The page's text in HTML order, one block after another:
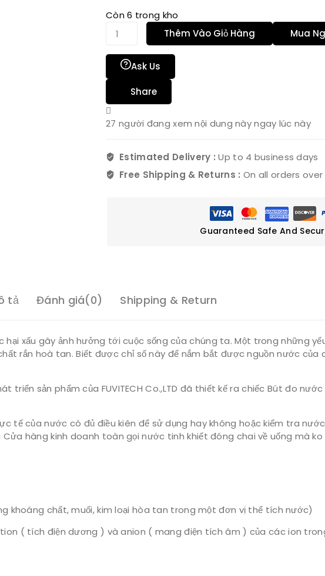
Còn 6 trong kho
Thêm Vào Giỏ Hàng
Mua
Ask Us
Share
27 người đang xem nội dung này ngay lúc này
Estimated Delivery :Up to 4 business days
Free Shipping & Returns : On all orders over
Guaranteed Safe And
tả Đánh giá(0) Shipping & Return
xấu gây ảnh hưởng tới cuộc sống của chúng ta. Một trong những
rắn hoà tan. Biết được chỉ số này để nắm bắt được nguồn nước
sản phẩm của FUVITECH Co.,LTD đã thiết kế ra chiếc Bút đo nước
tế của nước có đủ điều kiên để sử dụng hay không hoặc kiểm tra
hàng kinh doanh toàn gọi nước tinh khiết đóng chai về uống mà
khoáng chất, muối, kim loại hòa tan trong một đơn vị thể tích nước)
( tích điện dương ) và anion ( mang điện tích âm ) của các ion